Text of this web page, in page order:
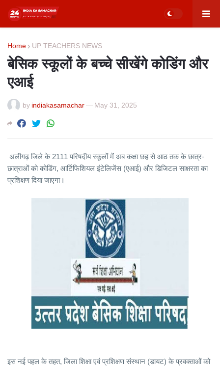
Home UP TEACHERS NEWS
बेसिक स्कूलों के बच्चे सीखेंगे कोडिंग और
एआई
by indiakasamachar— May 31, 2025
अलीगढ़ जिले के 2111 परिषदीय स्कूलों में अब कक्षा छह से आठ तक के छात्र-
छात्राओं को कोडिंग, आर्टिफिशियल इंटेलिजेंस (एआई) और डिजिटल साक्षरता का
प्रशिक्षण दिया जाएगा।
इस नई पहल के तहत, जिला शिक्षा एवं प्रशिक्षण संस्थान (डायट) के प्रवक्ताओं को